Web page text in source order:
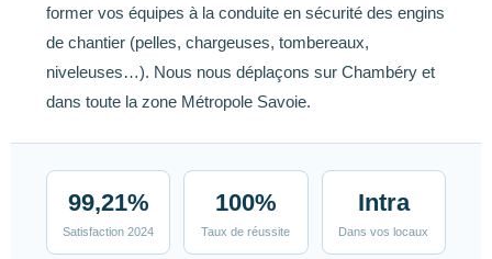
former vos équipes à la conduite en sécurité des engins
de chantier (pelles, chargeuses, tombereaux,
niveleuses…). Nous nous déplaçons sur Chambéry et
dans toute la zone Métropole Savoie.
99,21%
Satisfaction 2024
100%
Taux de réussite
Intra
Dans vos locaux